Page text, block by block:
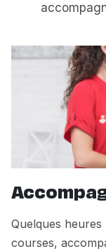
Quelques
courses,